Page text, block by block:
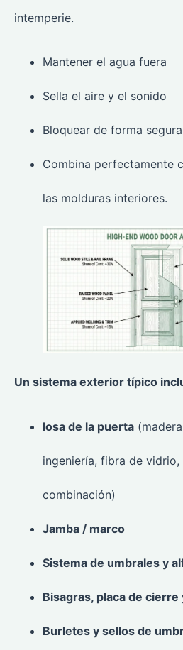
intemperie.
Mantener el agua fuera
Sella el aire y el sonido
Bloquear de forma segura
Combina perfectamente
las molduras interiores.
Un sistema exterior típico
losa de la puerta
ingeniería, fibra de
combinación)
Jamba / marco
Sistema de umbrales y
Bisagras, placa de
Burletes y sellos de